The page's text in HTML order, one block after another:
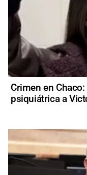
Crimen en
psiquiátrica a